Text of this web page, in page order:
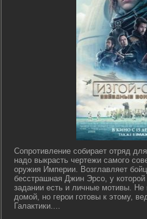
Сопротивление собирает отряд
надо выкрасть чертежи самого
оружия Империи. Возглавляет
бесстрашная Джин Эрсо, у
задании есть и личные мотивы. Не
домой, но герои готовы к этому,
Галактики....